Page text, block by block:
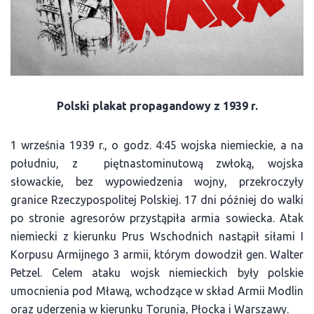
Polski plakat propagandowy z 1939 r.
1 września 1939 r., o godz. 4:45 wojska niemieckie, a na
południu, z piętnastominutową zwłoką, wojska
słowackie, bez wypowiedzenia wojny, przekroczyły
granice Rzeczypospolitej Polskiej. 17 dni później do walki
po stronie agresorów przystąpiła armia sowiecka. Atak
niemiecki z kierunku Prus Wschodnich nastąpił siłami I
Korpusu Armijnego 3 armii, którym dowodził gen. Walter
Petzel. Celem ataku wojsk niemieckich były polskie
umocnienia pod Mławą, wchodzące w skład Armii Modlin
oraz uderzenia w kierunku Torunia, Płocka i Warszawy.